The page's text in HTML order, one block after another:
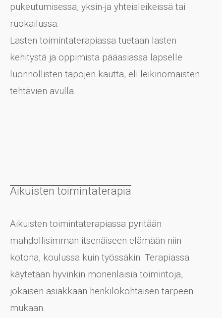
pukeutumisessa, yksin-ja yhteisleikeissä tai
ruokailussa.
Lasten toimintaterapiassa tuetaan lasten
kehitystä ja oppimista pääasiassa lapselle
luonnollisten tapojen kautta, eli leikinomaisten
tehtävien avulla.
Aikuisten toimintaterapia
Aikuisten toimintaterapiassa pyritään
mahdollisimman itsenäiseen elämään niin
kotona, koulussa kuin työssäkin. Terapiassa
käytetään hyvinkin monenlaisia toimintoja,
jokaisen asiakkaan henkilökohtaisen tarpeen
mukaan.